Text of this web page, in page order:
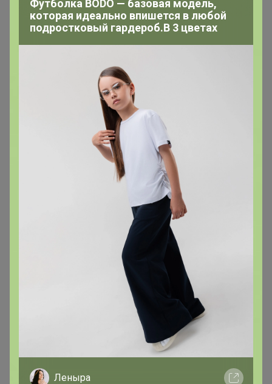
kristinchik
Магистр
В теме "iHerb - витамины, добавки для здоровья,
товары для красоты! СКИДКА -20% на добавки для
женщин и товары для красоты! ПОСЛЕДНИЙ День"
‌откройте, пожалуйста, вот такой вот цинк. Не нашла
Футболка BODO — базовая модель,
которая идеально впишется в любой
подростковый гардероб.В 3 цветах
Леныра